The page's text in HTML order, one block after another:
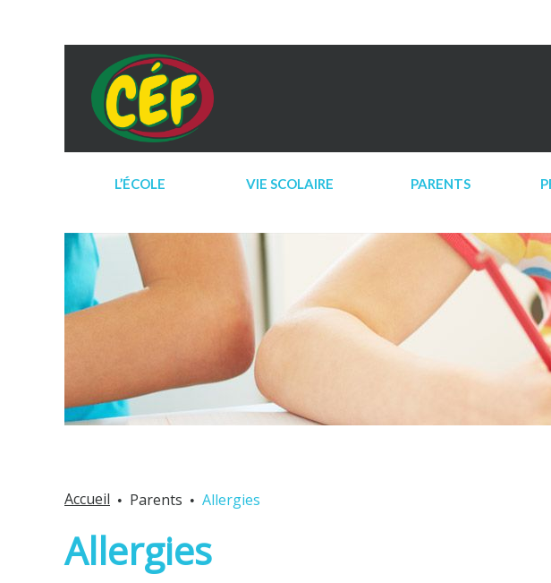
L’ÉCOLE VIE SCOLAIRE PARENTS
Accueil Parents Allergies
Allergies